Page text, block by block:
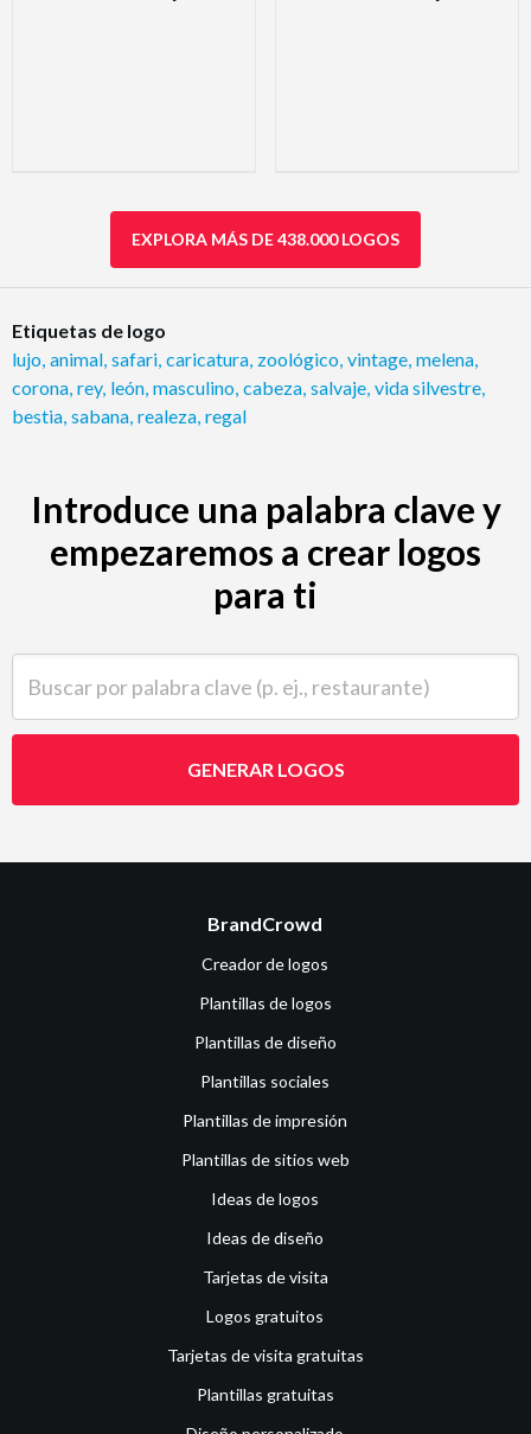
EXPLORA MÁS DE 438.000 LOGOS
Etiquetas de logo
lujo animal safari caricatura zoológico vintage melena
corona rey, león masculino cabeza salvaje vida silvestre
bestia sabana realeza regal
Introduce una palabra clave y
empezaremos a crear logos
para ti
GENERAR LOGOS
BrandCrowd
Creador de logos
Plantillas de logos
Plantillas de diseño
Plantillas sociales
Plantillas de impresión
Plantillas de sitios web
Ideas de logos
Ideas de diseño
Tarjetas de visita
Logos gratuitos
Tarjetas de visita gratuitas
Plantillas gratuitas